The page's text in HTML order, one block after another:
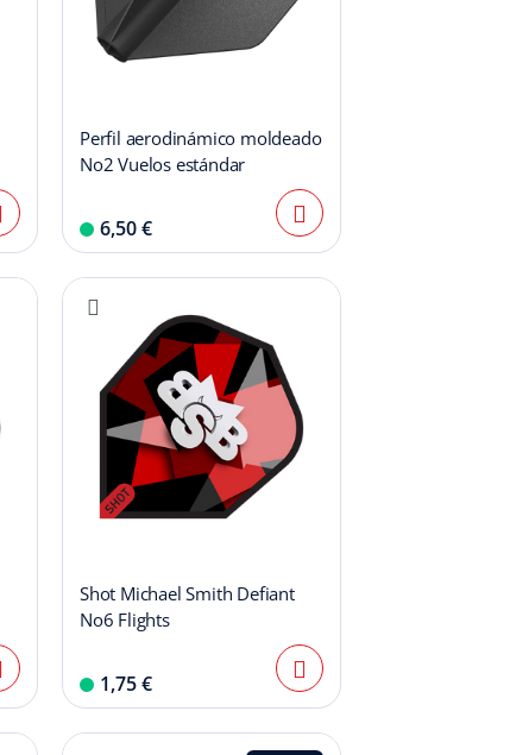
Perfil aerodinámico moldeado
No2 Vuelos estándar
6,50 €
Shot Michael Smith Defiant
No6 Flights
1,75 €